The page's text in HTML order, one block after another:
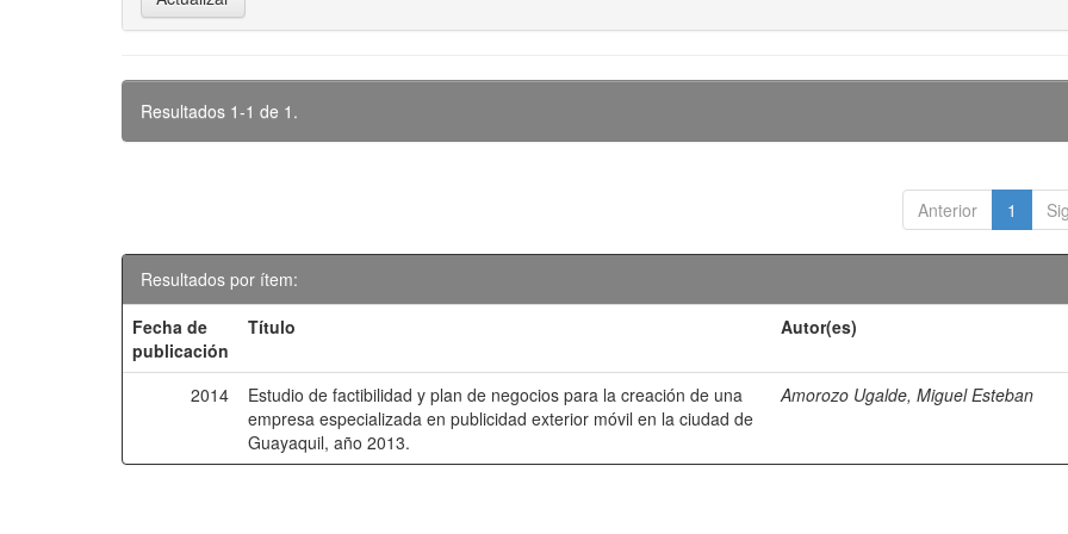
Resultados 1-1 de 1.
Anterior 1
Resultados por ítem:
Fecha de
publicación
Título Autor(es)
2014
Estudio de factibilidad y plan de negocios para la creación de una
empresa especializada en publicidad exterior móvil en la ciudad de
Guayaquil, año 2013.
Amorozo Ugalde, Miguel Esteban